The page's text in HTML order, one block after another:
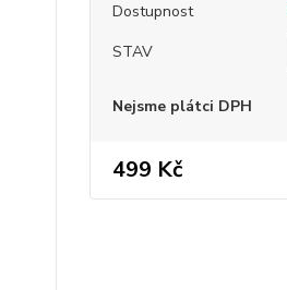
Dostupnost
STAV
Nejsme plátci DPH
499 Kč